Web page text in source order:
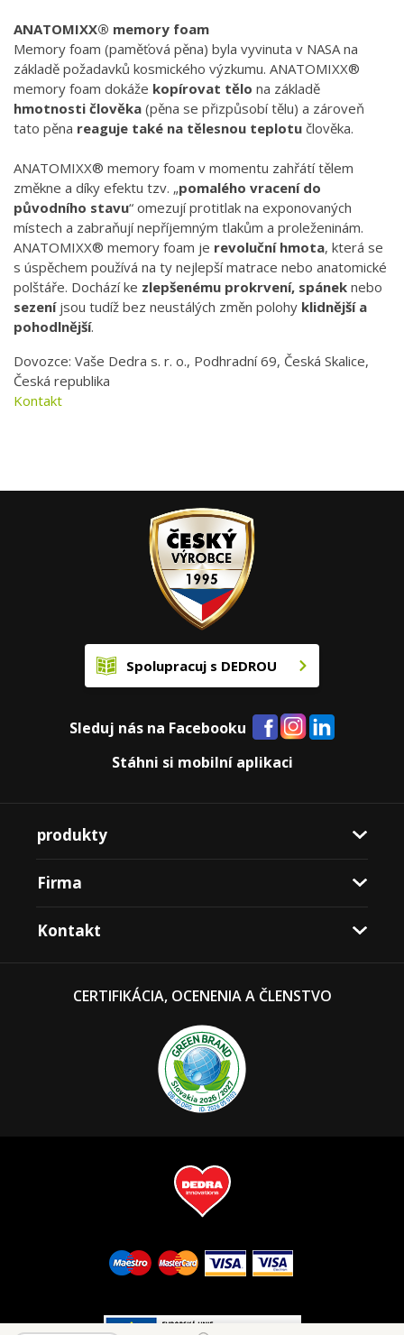
ANATOMIXX® memory foam
Memory foam (paměťová pěna) byla vyvinuta v NASA na
základě požadavků kosmického výzkumu. ANATOMIXX®
memory foam dokáže kopírovat tělo na základě
hmotnosti člověka (pěna se přizpůsobí tělu) a zároveň
tato pěna reaguje také na tělesnou teplotu člověka.
ANATOMIXX® memory foam v momentu zahřátí tělem
změkne a díky efektu tzv. „pomalého vracení do
původního stavu“ omezují protitlak na exponovaných
místech a zabraňují nepříjemným tlakům a proleženinám.
ANATOMIXX® memory foam je revoluční hmota, která se
s úspěchem používá na ty nejlepší matrace nebo anatomické
polštáře. Dochází ke zlepšenému prokrvení, spánek nebo
sezeníjsou tudíž bez neustálých změn polohy klidnější a
pohodlnější.
Dovozce: Vaše Dedra s. r. o., Podhradní 69, Česká Skalice,
Česká republika
Kontakt
Spolupracuj s DEDROU
Sleduj nás na Facebooku
Stáhni si mobilní aplikaci
produkty
Firma
Kontakt
CERTIFIKÁCIA, OCENENIA A ČLENSTVO